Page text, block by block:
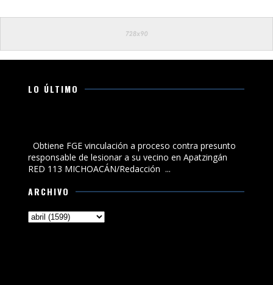
LO ÚLTIMO
Obtiene FGE vinculación a proceso contra presunto
responsable de lesionar a su vecino en Apatzingán
RED 113 MICHOACÁN/Redacción ...
ARCHIVO